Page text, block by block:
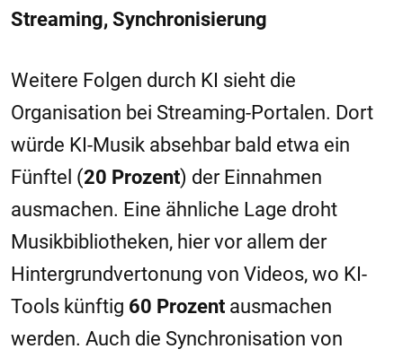
Streaming, Synchronisierung
Weitere Folgen durch KI sieht die
Organisation bei Streaming-Portalen. Dort
würde KI-Musik absehbar bald etwa ein
Fünftel (20 Prozent) der Einnahmen
ausmachen. Eine ähnliche Lage droht
Musikbibliotheken, hier vor allem der
Hintergrundvertonung von Videos, wo KI-
Tools künftig 60 Prozent ausmachen
werden. Auch die Synchronisation von